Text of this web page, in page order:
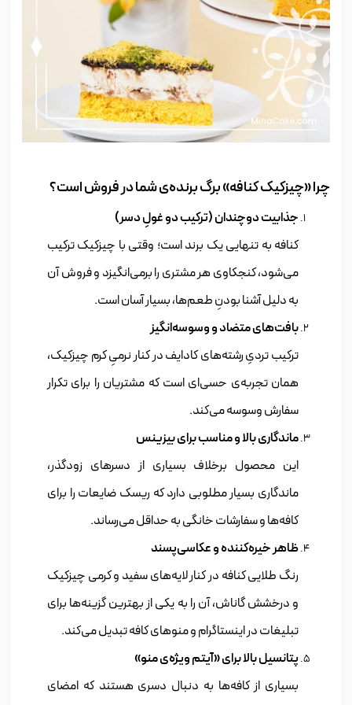
چرا «چیزکیک کنافه» برگ برنده‌ی شما در فروش است؟
جذابیت دوچندان (ترکیب دو غولِ دسر)
کنافه به تنهایی یک برند است؛ وقتی با چیزکیک ترکیب
می‌شود، کنجکاوی هر مشتری را برمی‌انگیزد و فروش آن
به دلیل آشنا بودنِ طعم‌ها، بسیار آسان است.
بافت‌های متضاد و وسوسه‌انگیز
ترکیب تردیِ رشته‌های کادایف در کنار نرمیِ کرم چیزکیک،
همان تجربه‌ی حسی‌ای است که مشتریان را برای تکرار
سفارش وسوسه می‌کند.
ماندگاری بالا و مناسب برای بیزینس
این محصول برخلاف بسیاری از دسرهای زودگذر،
ماندگاری بسیار مطلوبی دارد که ریسک ضایعات را برای
کافه‌ها و سفارشات خانگی به حداقل می‌رساند.
ظاهر خیره‌کننده و عکاسی‌پسند
رنگ طلایی کنافه در کنار لایه‌های سفید و کرمی چیزکیک
و درخشش گاناش، آن را به یکی از بهترین گزینه‌ها برای
تبلیغات در اینستاگرام و منوهای کافه تبدیل می‌کند.
پتانسیل بالا برای «آیتم ویژه‌ی منو»
بسیاری از کافه‌ها به دنبال دسری هستند که امضای